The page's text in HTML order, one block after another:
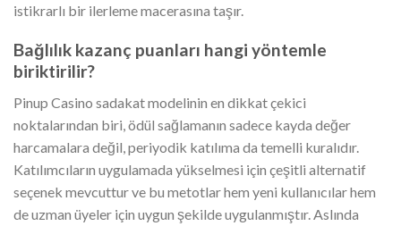
istikrarlı bir ilerleme macerasına taşır.
Bağlılık kazanç puanları hangi yöntemle
biriktirilir?
Pinup Casino sadakat modelinin en dikkat çekici
noktalarından biri, ödül sağlamanın sadece kayda değer
harcamalara değil, periyodik katılıma da temelli kuralıdır.
Katılımcıların uygulamada yükselmesi için çeşitli alternatif
seçenek mevcuttur ve bu metotlar hem yeni kullanıcılar hem
de uzman üyeler için uygun şekilde uygulanmıştır. Aslında